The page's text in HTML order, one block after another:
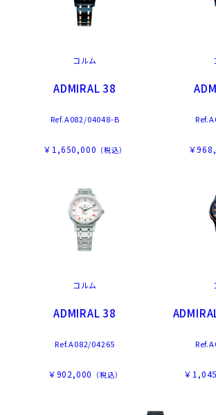
コルム
ADMIRAL 38
Ref.A082/04048-B
￥1,650,000 （税込） ￥
コルム
ADMIRAL 38
Ref.A082/04265
￥902,000 （税込） ￥